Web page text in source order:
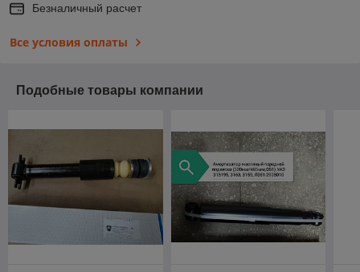
Безналичный расчет
Все условия оплаты
Подобные товары компании